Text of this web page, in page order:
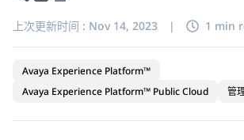
上次更新时间 : Nov 14, 2023 | 1 min
Avaya Experience Platform™
Avaya Experience Platform™ Public Cloud
管